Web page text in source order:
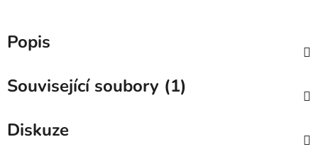
Popis
Související soubory (1)
Diskuze